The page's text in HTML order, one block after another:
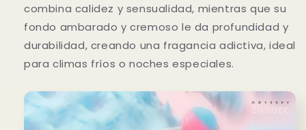
combina calidez y sensualidad, mientras que su
fondo ambarado y cremoso le da profundidad y
durabilidad, creando una fragancia adictiva, ideal
para climas fríos o noches especiales.